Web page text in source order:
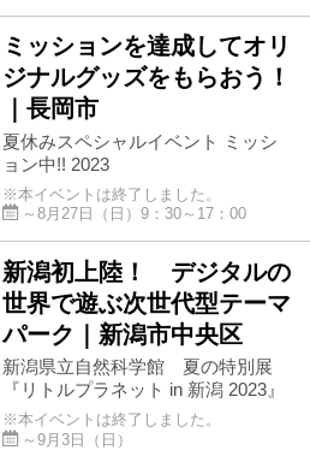
ミッションを達成してオリ
ジナルグッズをもらおう！
｜長岡市
夏休みスペシャルイベント ミッシ
ョン中!! 2023
※本イベントは終了しました。
～8月27日（日）9：30～17：00
新潟初上陸！ デジタルの
世界で遊ぶ次世代型テーマ
パーク｜新潟市中央区
新潟県立自然科学館 夏の特別展
『リトルプラネット in 新潟 2023』
※本イベントは終了しました。
～9月3日（日）